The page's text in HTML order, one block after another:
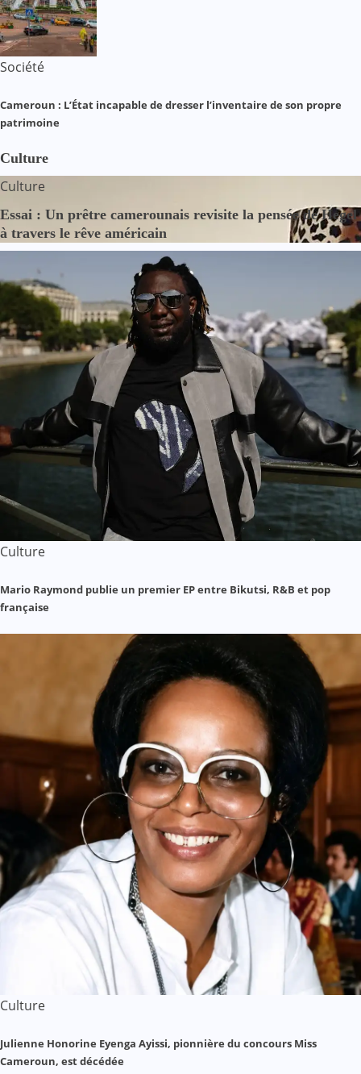
Société
Cameroun : L’État incapable de dresser l’inventaire de son propre
patrimoine
Culture
Culture
Essai : Un prêtre camerounais revisite la pensée de Hegel
à travers le rêve américain
Culture
Mario Raymond publie un premier EP entre Bikutsi, R&B et pop
française
Culture
Julienne Honorine Eyenga Ayissi, pionnière du concours Miss
Cameroun, est décédée